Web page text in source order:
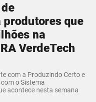
que
na
VerdeTech
com a Produzindo Certo e
o Sistema
acontece nesta semana